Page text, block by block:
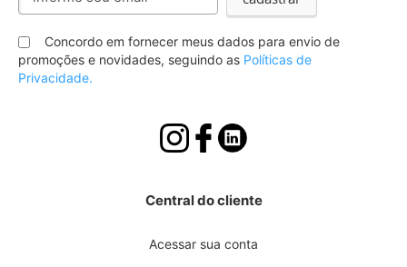
nossa
Newsletter:
Concordo em fornecer meus dados para envio de
promoções e novidades, seguindo as Políticas de
Privacidade.
Central do cliente
Acessar sua conta